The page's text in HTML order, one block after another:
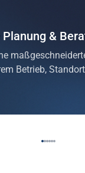
&
Betrieb,